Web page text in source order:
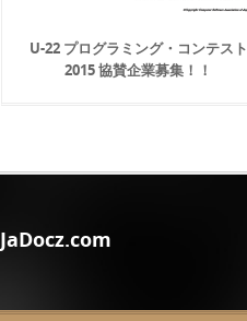
U-22 プログラミング・コンテスト
2015 協賛企業募集！！
JaDocz.com